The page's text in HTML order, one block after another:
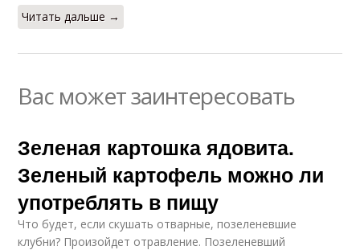
Читать дальше →
Вас может заинтересовать
Зеленая картошка ядовита.
Зеленый картофель можно ли
употреблять в пищу
Что будет, если скушать отварные, позеленевшие
клубни? Произойдет отравление. Позеленевший